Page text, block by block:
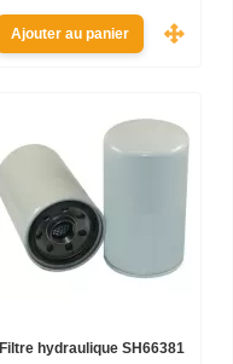
Ajouter au panier
Filtre hydraulique SH66381